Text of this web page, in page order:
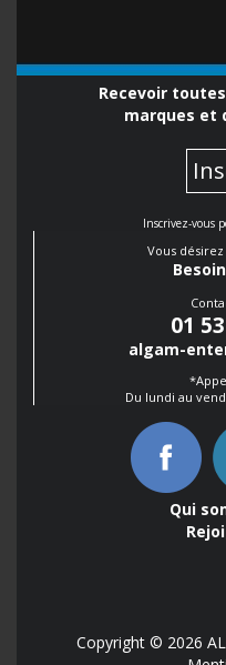
Recevoir
marques et
Inscrivez-vous
Vous
01
algam-
Du lundi au
Qui
Copyright © 2026